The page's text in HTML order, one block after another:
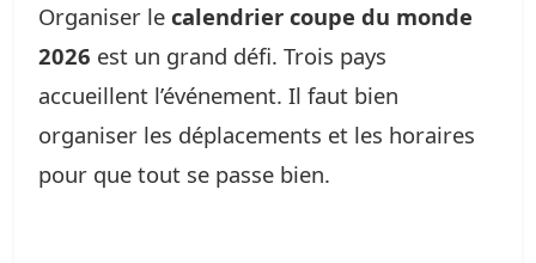
Organiser le calendrier coupe du monde
2026 est un grand défi. Trois pays
accueillent l’événement. Il faut bien
organiser les déplacements et les horaires
pour que tout se passe bien.